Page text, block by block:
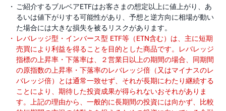
チ
ナ
外
貨
建
M
M
F
NE
W
取
引
所
ご紹介するブルベアETFはお客さまの想定以上に値上がり、あ
るいは値下がりする可能性があり、予想と逆方向に相場が動い
た場合には大きな損失を被るリスクがあります。
レバレッジ型・インバース型 ETF等（ETN含む）は、主に短期
売買により利益を得ることを目的とした商品です。レバレッジ
指標の上昇率・下落率は、２営業日以上の期間の場合、同期間
の原指数の上昇率・下落率のレバレッジ倍（又はマイナスのレ
バレッジ倍）とは通常一致せず、それが長期にわたり継続する
ことにより、期待した投資成果が得られないおそれがありま
す。上記の理由から、一般的に長期間の投資には向かず、比較